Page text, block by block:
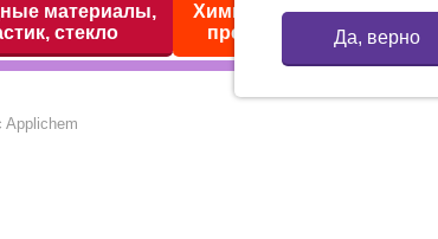
Контакты
Да, верно
материалы,
стекло
Химические реактивы,
препараты, наборы
Applichem